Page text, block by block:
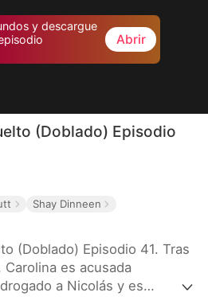
y descargue
Abrir
(Doblado) Episodio
Shay Dinneen
(Doblado) Episodio 41. Tras
es acusada
a Nicolás y es